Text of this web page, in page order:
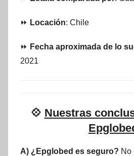
⏩ Locación: Chile
⏩ Fecha aproximada de lo
2021
💠 Nuestras
A) ¿Epglobed es seguro? No